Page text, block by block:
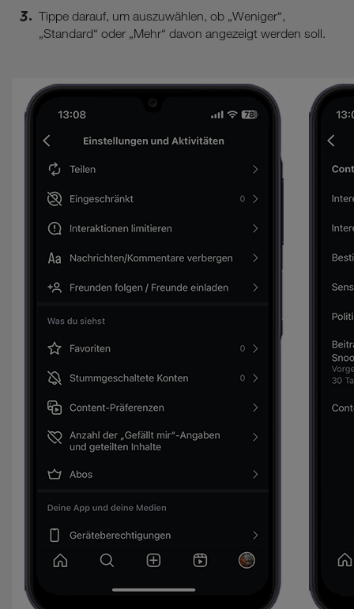
Tippe darauf, um auszuwählen, ob „Weniger“,
„Standard“ oder „Mehr“ davon angezeigt werden soll.